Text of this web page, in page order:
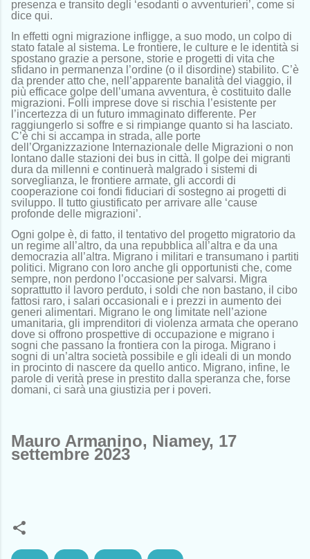
presenza e transito degli ‘esodanti o avventurieri’, come si
dice qui.
In effetti ogni migrazione infligge, a suo modo, un colpo di
stato fatale al sistema. Le frontiere, le culture e le identità si
spostano grazie a persone, storie e progetti di vita che
sfidano in permanenza l’ordine (o il disordine) stabilito. C’è
da prender atto che, nell’apparente banalità del viaggio, il
più efficace golpe dell’umana avventura, è costituito dalle
migrazioni. Folli imprese dove si rischia l’esistente per
l’incertezza di un futuro immaginato differente. Per
raggiungerlo si soffre e si rimpiange quanto si ha lasciato.
C’è chi si accampa in strada, alle porte
dell’Organizzazione Internazionale delle Migrazioni o non
lontano dalle stazioni dei bus in città. Il golpe dei migranti
dura da millenni e continuerà malgrado i sistemi di
sorveglianza, le frontiere armate, gli accordi di
cooperazione coi fondi fiduciari di sostegno ai progetti di
sviluppo. Il tutto giustificato per arrivare alle ‘cause
profonde delle migrazioni’.
Ogni golpe è, di fatto, il tentativo del progetto migratorio da
un regime all’altro, da una repubblica all’altra e da una
democrazia all’altra. Migrano i militari e transumano i partiti
politici. Migrano con loro anche gli opportunisti che, come
sempre, non perdono l’occasione per salvarsi. Migra
soprattutto il lavoro perduto, i soldi che non bastano, il cibo
fattosi raro, i salari occasionali e i prezzi in aumento dei
generi alimentari. Migrano le ong limitate nell’azione
umanitaria, gli imprenditori di violenza armata che operano
dove si offrono prospettive di occupazione e migrano i
sogni che passano la frontiera con la piroga. Migrano i
sogni di un’altra società possibile e gli ideali di un mondo
in procinto di nascere da quello antico. Migrano, infine, le
parole di verità prese in prestito dalla speranza che, forse
domani, ci sarà una giustizia per i poveri.
Mauro Armanino, Niamey, 17
settembre 2023